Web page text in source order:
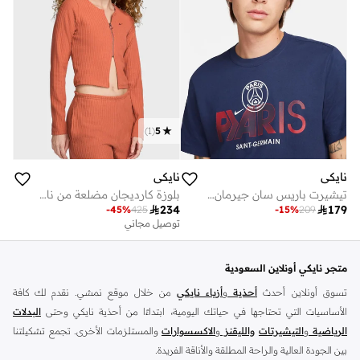
نايكي
تيشيرت باريس سان جيرمان ميركيوريال
179
209
-15%
5
(
1
)
نايكي
بلوزة كارديجان مضلعة من نايكي سبورتس وير
234
425
-45%
توصيل مجاني
متجر نايكي أونلاين السعودية
تسوق أونلاين أحدث أحذية وأزياء نايكي من خلال موقع نمشي. نقدم لك كافة
الأساسيات التي تحتاجها في حياتك اليومية، ابتداءًا من أحذية نايكي وحتى البدلات
الرياضية والتيشيرتات والليقنز والاكسسوارات والمستلزمات الأخرى. تجمع تشكيلتنا
بين الجودة العالية والراحة المطلقة والأناقة الفريدة.